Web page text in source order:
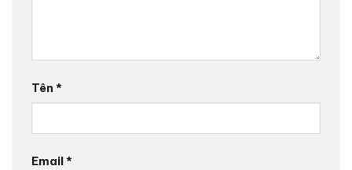
Tên *
Email*